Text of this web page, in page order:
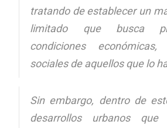
tratando de establecer un
limitado que busca
condiciones
sociales de aquellos que lo
Sin embargo, dentro de
desarrollos urbanos que